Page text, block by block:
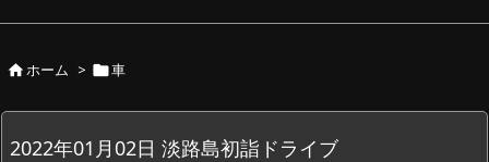

ホーム > 車
2022年01月02日 淡路島初詣ドライブ